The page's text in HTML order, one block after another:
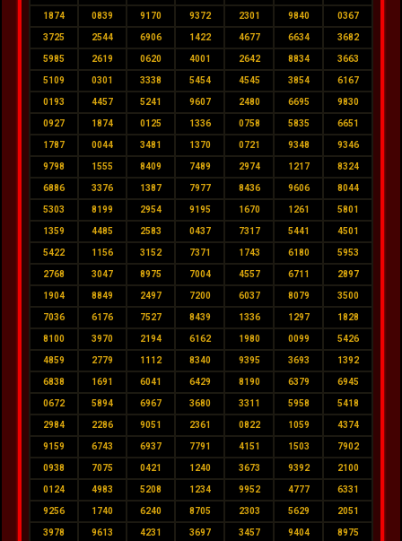
1874 0839 9170 9372 2301 9840 0367
3725 2544 6906 1422 4677 6634 3682
5985 2619 0620 4001 2642 8834 3663
5109 0301 3338 5454 4545 3854 6167
0193 4457 5241 9607 2480 6695 9830
0927 1874 0125 1336 0758 5835 6651
1787 0044 3481 1370 0721 9348 9346
9798 1555 8409 7489 2974 1217 8324
6886 3376 1387 7977 8436 9606 8044
5303 8199 2954 9195 1670 1261 5801
1359 4485 2583 0437 7317 5441 4501
5422 1156 3152 7371 1743 6180 5953
2768 3047 8975 7004 4557 6711 2897
1904 8849 2497 7200 6037 8079 3500
7036 6176 7527 8439 1336 1297 1828
8100 3970 2194 6162 1980 0099 5426
4859 2779 1112 8340 9395 3693 1392
6838 1691 6041 6429 8190 6379 6945
0672 5894 6967 3680 3311 5958 5418
2984 2286 9051 2361 0822 1059 4374
9159 6743 6937 7791 4151 1503 7902
0938 7075 0421 1240 3673 9392 2100
0124 4983 5208 1234 9952 4777 6331
9256 1740 6240 8705 2303 5629 2051
3978 9613 4231 3697 3457 9404 8975